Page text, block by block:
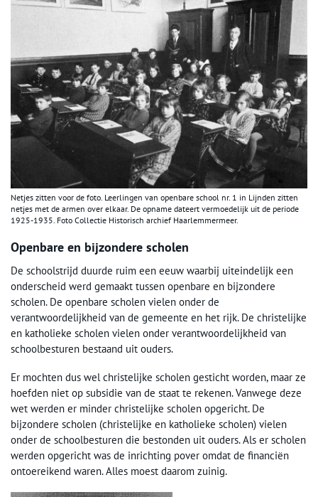
Netjes zitten voor de foto. Leerlingen van openbare school nr. 1 in Lijnden zitten
netjes met de armen over elkaar. De opname dateert vermoedelijk uit de periode
1925-1935. Foto Collectie Historisch archief Haarlemmermeer.
Openbare en bijzondere scholen
De schoolstrijd duurde ruim een eeuw waarbij uiteindelijk een
onderscheid werd gemaakt tussen openbare en bijzondere
scholen. De openbare scholen vielen onder de
verantwoordelijkheid van de gemeente en het rijk. De christelijke
en katholieke scholen vielen onder verantwoordelijkheid van
schoolbesturen bestaand uit ouders.
Er mochten dus wel christelijke scholen gesticht worden, maar ze
hoefden niet op subsidie van de staat te rekenen. Vanwege deze
wet werden er minder christelijke scholen opgericht. De
bijzondere scholen (christelijke en katholieke scholen) vielen
onder de schoolbesturen die bestonden uit ouders. Als er scholen
werden opgericht was de inrichting pover omdat de financiën
ontoereikend waren. Alles moest daarom zuinig.